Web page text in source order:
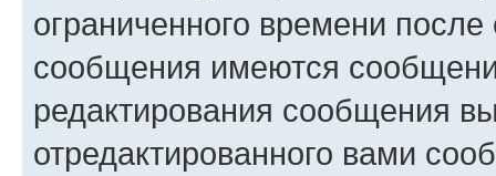
ограниченного времени
сообщения имеются
редактирования сообщения
отредактированного вами